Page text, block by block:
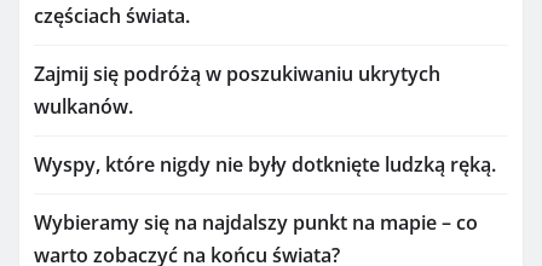
częściach świata.
Zajmij się podróżą w poszukiwaniu ukrytych
wulkanów.
Wyspy, które nigdy nie były dotknięte ludzką ręką.
Wybieramy się na najdalszy punkt na mapie – co
warto zobaczyć na końcu świata?